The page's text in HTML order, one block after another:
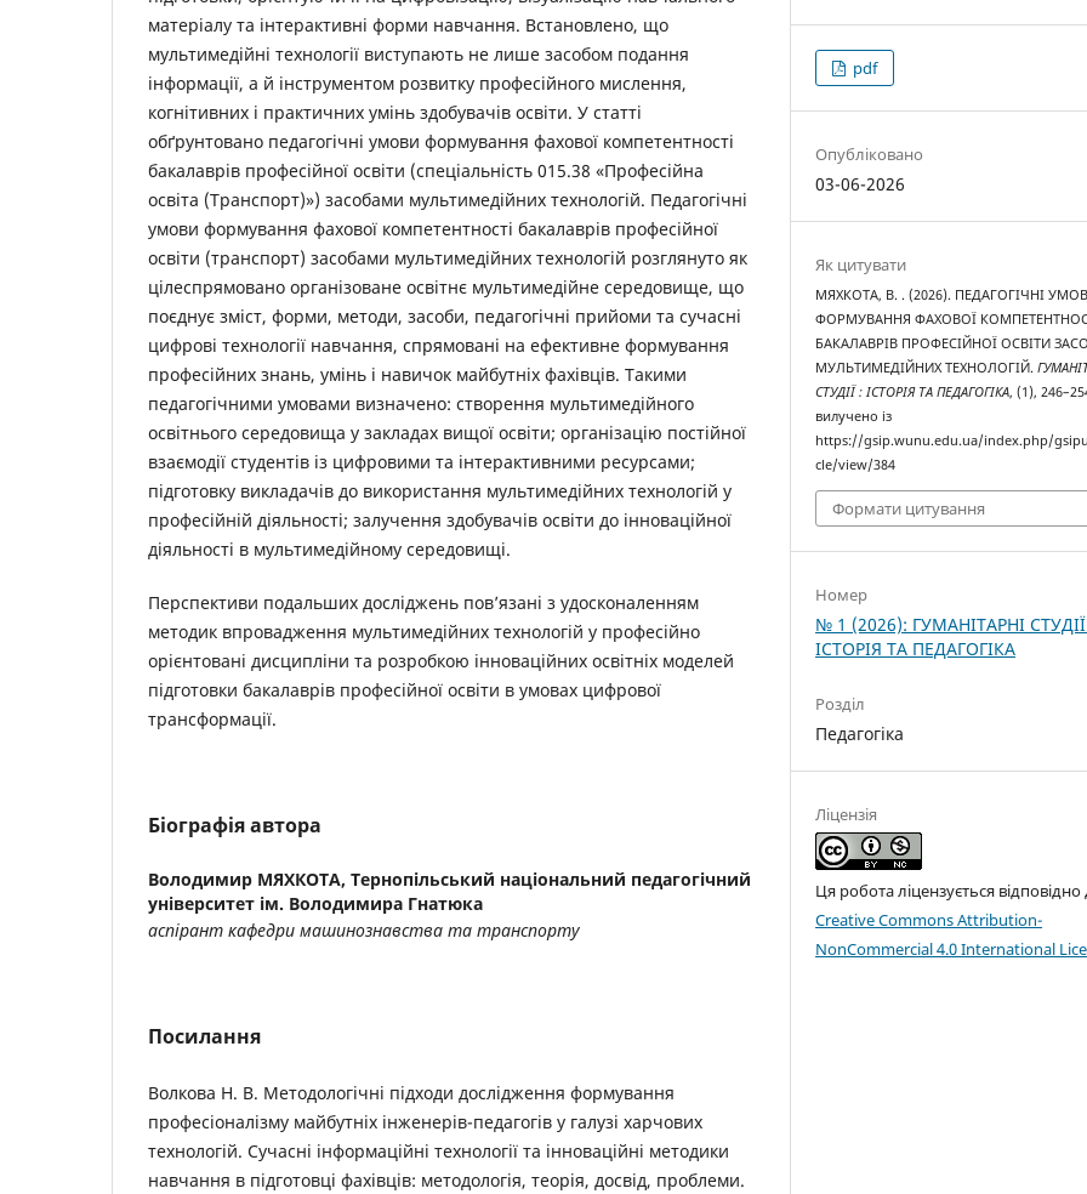
матеріалу та інтерактивні форми навчання. Встановлено, що
мультимедійні технології виступають не лише засобом подання
інформації, а й інструментом розвитку професійного мислення,
когнітивних і практичних умінь здобувачів освіти. У статті
обґрунтовано педагогічні умови формування фахової компетентності
бакалаврів професійної освіти (спеціальність 015.38 «Професійна
освіта (Транспорт)») засобами мультимедійних технологій. Педагогічні
умови формування фахової компетентності бакалаврів професійної
освіти (транспорт) засобами мультимедійних технологій розглянуто як
цілеспрямовано організоване освітнє мультимедійне середовище, що
поєднує зміст, форми, методи, засоби, педагогічні прийоми та сучасні
цифрові технології навчання, спрямовані на ефективне формування
професійних знань, умінь і навичок майбутніх фахівців. Такими
педагогічними умовами визначено: створення мультимедійного
освітнього середовища у закладах вищої освіти; організацію постійної
взаємодії студентів із цифровими та інтерактивними ресурсами;
підготовку викладачів до використання мультимедійних технологій у
професійній діяльності; залучення здобувачів освіти до інноваційної
діяльності в мультимедійному середовищі.
Перспективи подальших досліджень пов’язані з удосконаленням
методик впровадження мультимедійних технологій у професійно
орієнтовані дисципліни та розробкою інноваційних освітніх моделей
підготовки бакалаврів професійної освіти в умовах цифрової
трансформації.
Біографія автора
Володимир МЯХКОТА, Тернопільський національний педагогічний
університет ім. Володимира Гнатюка
аспірант кафедри машинознавства та транспорту
Посилання
Волкова Н. В. Методологічні підходи дослідження формування
професіоналізму майбутніх інженерів-педагогів у галузі харчових
технологій. Сучасні інформаційні технології та інноваційні методики
навчання в підготовці фахівців: методологія, теорія, досвід, проблеми.
pdf
Опубліковано
03-06-2026
Як цитувати
МЯХКОТА, В. . (2026). ПЕДАГОГІЧНІ
ФОРМУВАННЯ ФАХОВОЇ
БАКАЛАВРІВ ПРОФЕСІЙНОЇ ОСВІТИ
МУЛЬТИМЕДІЙНИХ ТЕХНОЛОГІЙ.
СТУДІЇ : ІСТОРІЯ ТА ПЕДАГОГІКА, (1),
вилучено із
https://gsip.wunu.edu.ua/index.php/
cle/view/384
Формати цитування
Номер
№ 1 (2026): ГУМАНІТАРНІ
ІСТОРІЯ ТА ПЕДАГОГІКА
Розділ
Педагогіка
Ліцензія
Ця робота ліцензується відповідно
Creative Commons Attribution-
NonCommercial 4.0 International